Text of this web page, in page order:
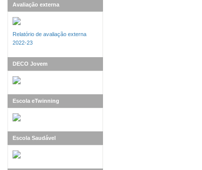
Avaliação externa
Relatório de avaliação externa
2022-23
DECO Jovem
Escola eTwinning
Escola Saudável